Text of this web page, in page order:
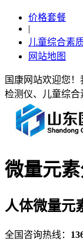
价格套餐
|
儿童综合素
网站地图
国康网站欢迎您
检测仪、儿童综合
微量元
人体微量元
全国咨询热线：